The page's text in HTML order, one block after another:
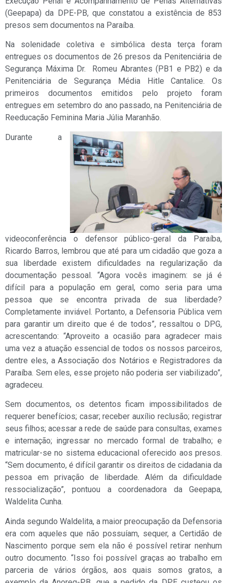
(Geepapa) da DPE-PB, que constatou a existência de 853
presos sem documentos na Paraíba.
Na solenidade coletiva e simbólica desta terça foram
entregues os documentos de 26 presos da Penitenciária de
Segurança Máxima Dr. Romeu Abrantes (PB1 e PB2) e da
Penitenciária de Segurança Média Hitle Cantalice. Os
primeiros documentos emitidos pelo projeto foram
entregues em setembro do ano passado, na Penitenciária de
Reeducação Feminina Maria Júlia Maranhão.
Durante a
videoconferência o defensor público-geral da Paraíba,
Ricardo Barros, lembrou que até para um cidadão que goza a
sua liberdade existem dificuldades na regularização da
documentação pessoal. “Agora vocês imaginem: se já é
difícil para a população em geral, como seria para uma
pessoa que se encontra privada de sua liberdade?
Completamente inviável. Portanto, a Defensoria Pública vem
para garantir um direito que é de todos”, ressaltou o DPG,
acrescentando: “Aproveito a ocasião para agradecer mais
uma vez a atuação essencial de todos os nossos parceiros,
dentre eles, a Associação dos Notários e Registradores da
Paraíba. Sem eles, esse projeto não poderia ser viabilizado”,
agradeceu.
Sem documentos, os detentos ficam impossibilitados de
requerer benefícios; casar; receber auxílio reclusão; registrar
seus filhos; acessar a rede de saúde para consultas, exames
e internação; ingressar no mercado formal de trabalho; e
matricular-se no sistema educacional oferecido aos presos.
“Sem documento, é difícil garantir os direitos de cidadania da
pessoa em privação de liberdade. Além da dificuldade
ressocialização”, pontuou a coordenadora da Geepapa,
Waldelita Cunha.
Ainda segundo Waldelita, a maior preocupação da Defensoria
era com aqueles que não possuíam, sequer, a Certidão de
Nascimento porque sem ela não é possível retirar nenhum
outro documento. “Isso foi possível graças ao trabalho em
parceria de vários órgãos, aos quais somos gratos, a